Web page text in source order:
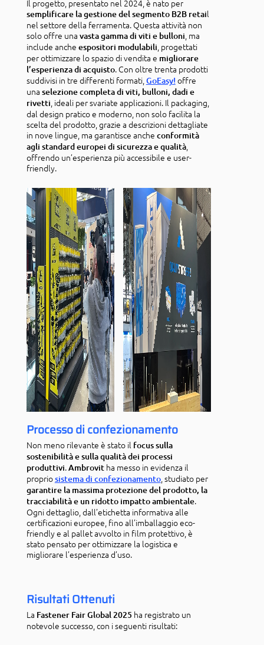
Il progetto, presentato nel 2024, è nato per
semplificare la gestione del segmento B2B retail
nel settore della ferramenta. Questa attività non
solo offre una vasta gamma di viti e bulloni, ma
include anche espositori modulabili, progettati
per ottimizzare lo spazio di vendita e migliorare
l’esperienza di acquisto. Con oltre trenta prodotti
suddivisi in tre differenti formati,GoEasy!offre
una selezione completa di viti, bulloni, dadi e
rivetti, ideali per svariate applicazioni. Il packaging,
dal design pratico e moderno, non solo facilita la
scelta del prodotto, grazie a descrizioni dettagliate
in nove lingue, ma garantisce anche conformità
agli standard europei di sicurezza e qualità,
offrendo un’esperienza più accessibile e user-
friendly.
Processo di confezionamento
Non meno rilevante è stato il focus sulla
sostenibilità e sulla qualità dei processi
produttivi.Ambrovitha messo in evidenza il
propriosistema di confezionamento, studiato per
garantire la massima protezione del prodotto, la
tracciabilità e un ridotto impatto ambientale.
Ogni dettaglio, dall’etichetta informativa alle
certificazioni europee, fino all’imballaggio eco-
friendly e al pallet avvolto in film protettivo, è
stato pensato per ottimizzare la logistica e
migliorare l’esperienza d’uso.
Risultati Ottenuti
La Fastener Fair Global 2025 ha registrato un
notevole successo, con i seguenti risultati: